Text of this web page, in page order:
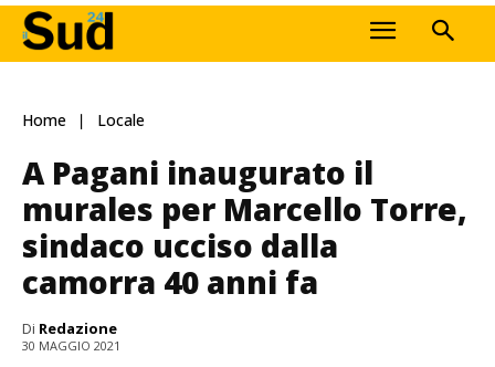
Home Locale
A Pagani inaugurato il
murales per Marcello Torre,
sindaco ucciso dalla
camorra 40 anni fa
Di Redazione
30 MAGGIO 2021